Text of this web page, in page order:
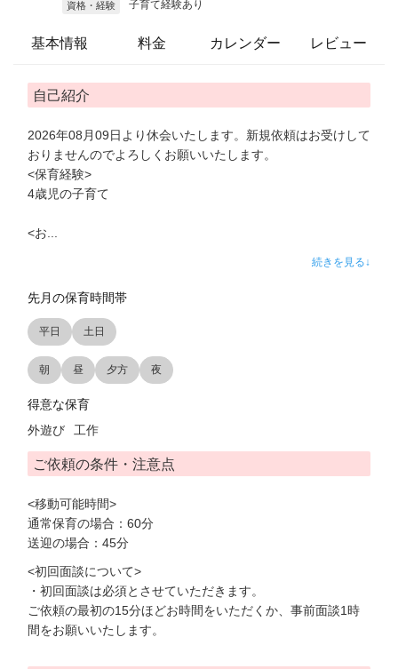
資格・経験 子育て経験あり
基本情報 料金 カレンダー レビュー
自己紹介
2026年08月09日より休会いたします。新規依頼はお受けして
おりませんのでよろしくお願いいたします。
<保育経験>
4歳児の子育て
<お...
続きを見る↓
先月の保育時間帯
平日 土日
朝 昼 夕方 夜
得意な保育
外遊び 工作
ご依頼の条件・注意点
<移動可能時間>
通常保育の場合：60分
送迎の場合：45分
<初回面談について>
・初回面談は必須とさせていただきます。
ご依頼の最初の15分ほどお時間をいただくか、事前面談1時
間をお願いいたします。